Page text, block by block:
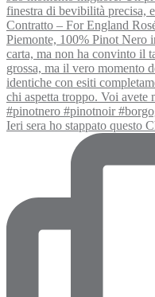
Ieri sera ho stappato questo